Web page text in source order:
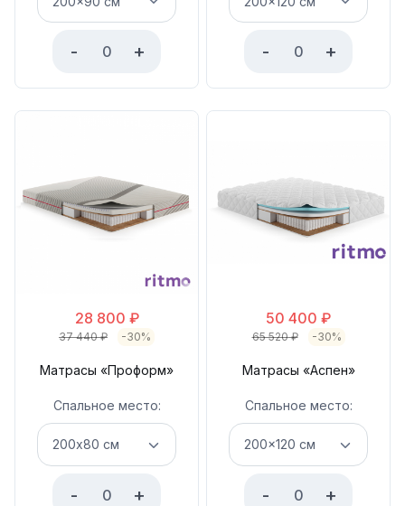
- + - +
28 800 ₽
37 440₽ -30%
Матрасы «Проформ»
Спальное место:
- +
50 400 ₽
65 520₽ -30%
Матрасы «Аспен»
Спальное место:
- +